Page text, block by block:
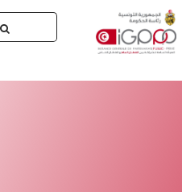
Skip to main content